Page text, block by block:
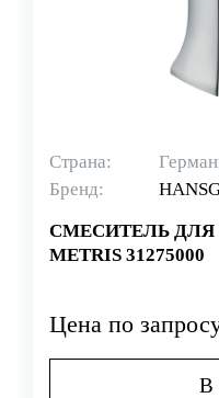
Страна:
Бренд:
СМЕСИТЕЛЬ ДЛЯ
METRIS 31275000
Цена по
В